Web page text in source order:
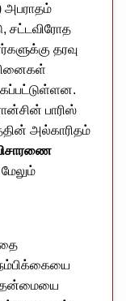
அபராதம்
சட்டவிரோத
தரவு
பாரிஸ்
அல்காரிதம்